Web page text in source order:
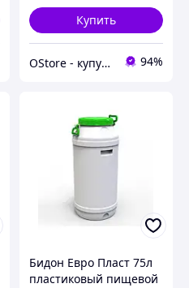
Купить
OStore - купуй онлайн! 94%
Бидон Евро Пласт 75л
пластиковый пищевой